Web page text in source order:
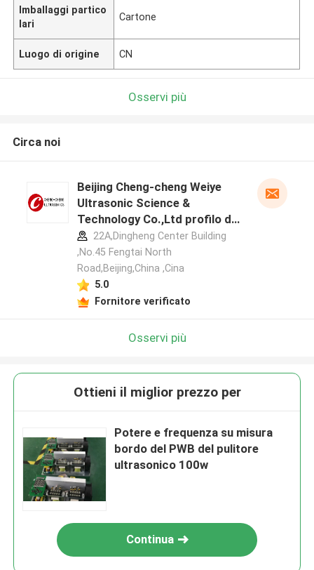
Imballaggi partico
lari
Cartone
Luogo di origine CN
Osservi più
Circa noi
Beijing Cheng-cheng Weiye
Ultrasonic Science &
Technology Co.,Ltd profilo del
produttore
22A,Dingheng Center Building
,No.45 Fengtai North
Road,Beijing,China ,Cina
5.0
Fornitore verificato
Osservi più
Ottieni il miglior prezzo per
Potere e frequenza su misura
bordo del PWB del pulitore
ultrasonico 100w
Continua